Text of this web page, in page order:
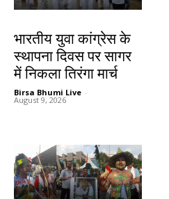
भारतीय युवा कांग्रेस के
स्थापना दिवस पर सागर
में निकला तिरंगा मार्च
Birsa Bhumi Live -
August 9, 2026